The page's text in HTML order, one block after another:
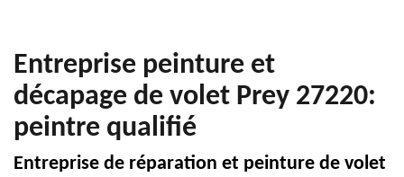
Entreprise peinture et
décapage de volet Prey 27220:
peintre qualifié
Entreprise de réparation et peinture de volet